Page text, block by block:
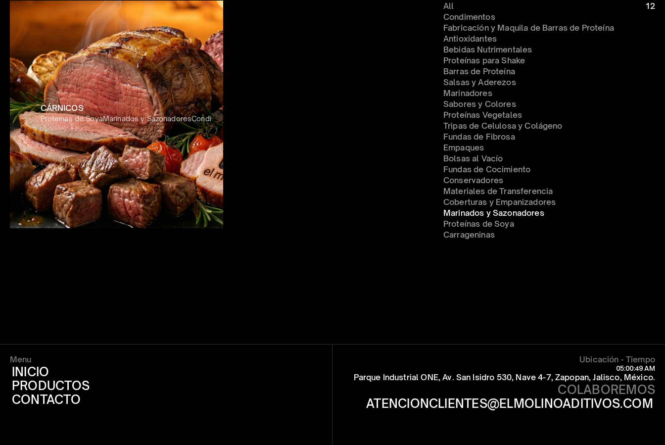
CÁRNICOS
Proteínas de SoyaMarinados y SazonadoresCondimentos Materiales de Transferencia
All
12
Condimentos
Fabricación y Maquila de Barras de Proteína
Antioxidantes
Bebidas Nutrimentales
Proteínas para Shake
Barras de Proteína
Salsas y Aderezos
Marinadores
Sabores y Colores
Proteínas Vegetales
Tripas de Celulosa y Colágeno
Fundas de Fibrosa
Empaques
Bolsas al Vacío
Fundas de Cocimiento
Conservadores
Materiales de Transferencia
Coberturas y Empanizadores
Marinados y Sazonadores
Proteínas de Soya
Carrageninas
Menu
INICIO
PRODUCTOS
CONTACTO
Ubicación - Tiempo
05:00:49 AM
Parque Industrial ONE, Av. San Isidro 530, Nave 4-7, Zapopan, Jalisco, México.
COLABOREMOS
ATENCIONCLIENTES@ELMOLINOADITIVOS.COM